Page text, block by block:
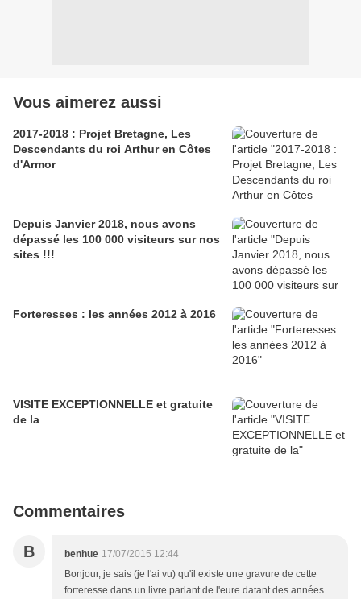
Vous aimerez aussi
2017-2018 : Projet Bretagne, Les
Descendants du roi Arthur en Côtes
d'Armor
Depuis Janvier 2018, nous avons
dépassé les 100 000 visiteurs sur nos
sites !!!
Forteresses : les années 2012 à 2016
VISITE EXCEPTIONNELLE et gratuite
de la
Commentaires
B benhue 17/07/2015 12:44
Bonjour, je sais (je l'ai vu) qu'il existe une gravure de cette
forteresse dans un livre parlant de l'eure datant des années